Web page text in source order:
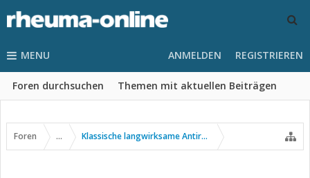
MENU
Foren durchsuchen Themen mit aktuellen Beiträgen
ANMELDEN REGISTRIEREN
Foren ... Klassische langwirksame Antirheumatika